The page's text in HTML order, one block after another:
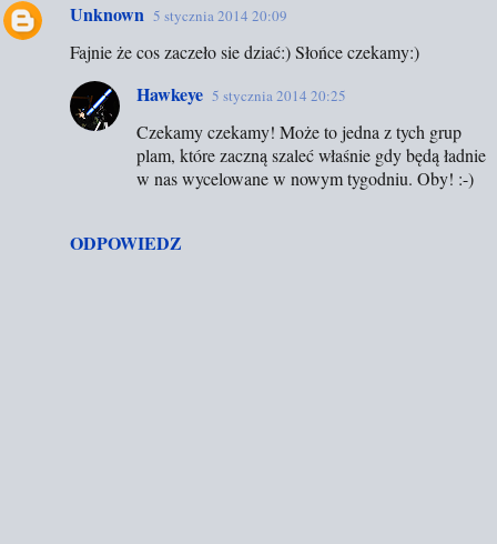
K
Unknown 5 stycznia 2014 20:09
Fajnie że cos zaczeło sie dziać:) Słońce czekamy:)
ODPOWIEDZ
Hawkeye 5 stycznia 2014 20:25
Czekamy czekamy! Może to jedna z tych grup
plam, które zaczną szaleć właśnie gdy będą ładnie
w nas wycelowane w nowym tygodniu. Oby! :-)